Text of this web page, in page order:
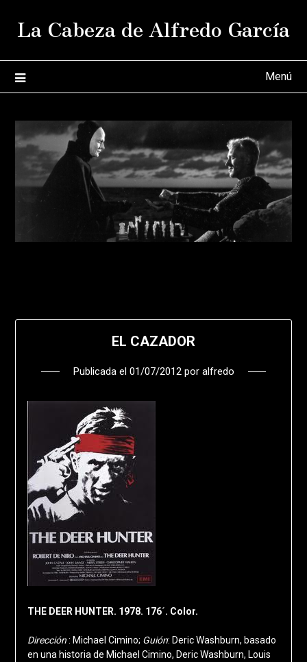
La Cabeza de Alfredo García
Menú
EL CAZADOR
Publicada el 01/07/2012por alfredo
THE DEER HUNTER. 1978. 176´. Color.
Dirección: Michael Cimino; Guión: Deric Washburn, basado
en una historia de Michael Cimino, Deric Washburn, Louis